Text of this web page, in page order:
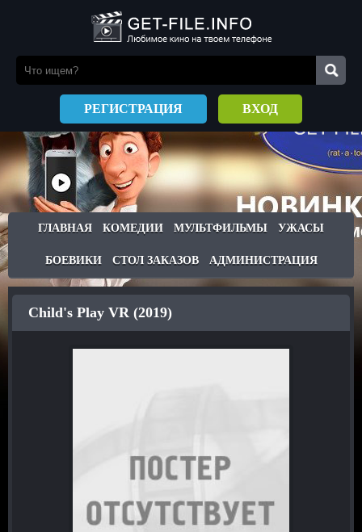
РЕГИСТРАЦИЯ ВХОД
ГЛАВНАЯ КОМЕДИИ МУЛЬТФИЛЬМЫ УЖАСЫ
БОЕВИКИ СТОЛ ЗАКАЗОВ АДМИНИСТРАЦИЯ
Child's Play VR (2019)